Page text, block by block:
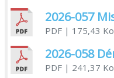
PDF| 175,43 Ko
PDF| 241,37 Ko